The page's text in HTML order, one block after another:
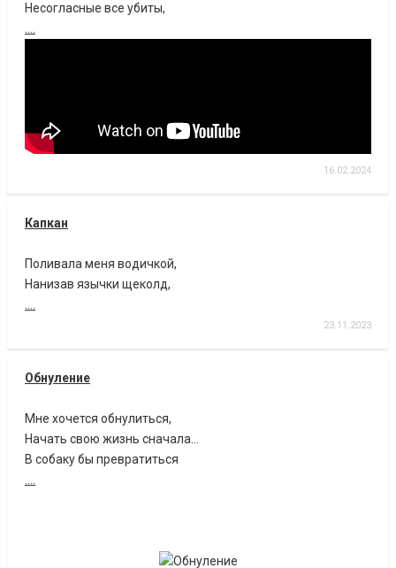
Несогласные все убиты,
16.02.2024
Капкан
Поливала меня водичкой,
Нанизав язычки щеколд,
23.11.2023
Обнуление
Мне хочется обнулиться,
Начать свою жизнь сначала…
В собаку бы превратиться